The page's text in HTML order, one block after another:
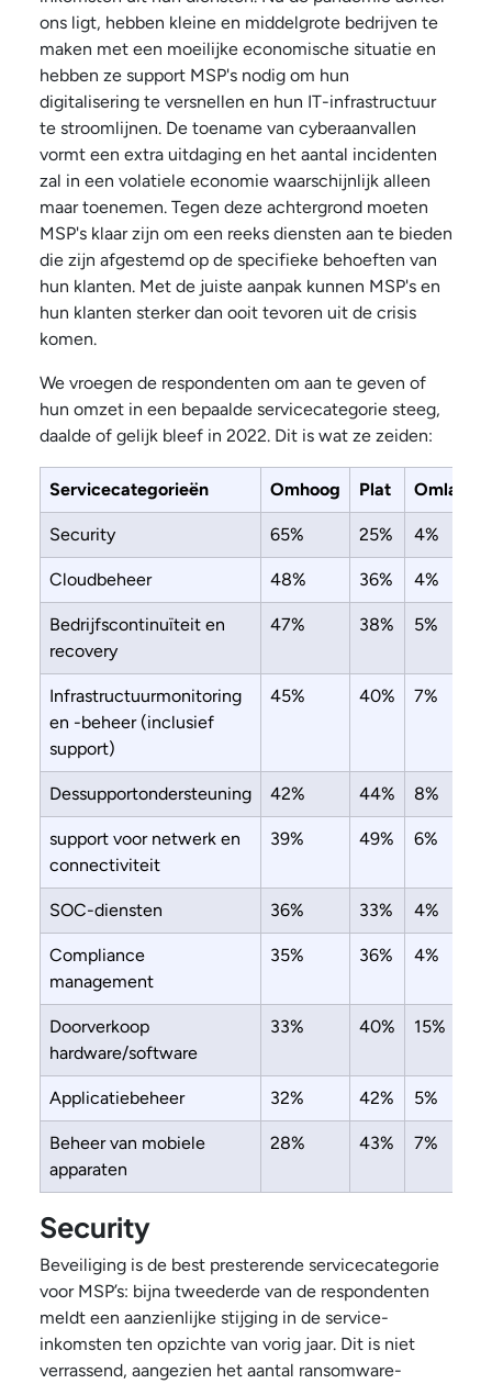
ons ligt, hebben kleine en middelgrote bedrijven te
maken met een moeilijke economische situatie en
hebben ze support MSP's nodig om hun
digitalisering te versnellen en hun IT-infrastructuur
te stroomlijnen. De toename van cyberaanvallen
vormt een extra uitdaging en het aantal incidenten
zal in een volatiele economie waarschijnlijk alleen
maar toenemen. Tegen deze achtergrond moeten
MSP's klaar zijn om een reeks diensten aan te bieden
die zijn afgestemd op de specifieke behoeften van
hun klanten. Met de juiste aanpak kunnen MSP's en
hun klanten sterker dan ooit tevoren uit de crisis
komen.
We vroegen de respondenten om aan te geven of
hun omzet in een bepaalde servicecategorie steeg,
daalde of gelijk bleef in 2022. Dit is wat ze zeiden:
Servicecategorieën Omhoog Plat Omlaag
Security 65% 25% 4%
Cloudbeheer 48% 36% 4%
Bedrijfscontinuïteit en
recovery
47% 38% 5%
Infrastructuurmonitoring
en -beheer (inclusief
support)
45% 40% 7%
Dessupportondersteuning 42% 44% 8%
support voor netwerk en
connectiviteit
39% 49% 6%
SOC-diensten 36% 33% 4%
Compliance
management
35% 36% 4%
Doorverkoop
hardware/software
33% 40% 15%
Applicatiebeheer 32% 42% 5%
Beheer van mobiele
apparaten
28% 43% 7%
Security
Beveiliging is de best presterende servicecategorie
voor MSP’s: bijna tweederde van de respondenten
meldt een aanzienlijke stijging in de service-
inkomsten ten opzichte van vorig jaar. Dit is niet
verrassend, aangezien het aantal ransomware-